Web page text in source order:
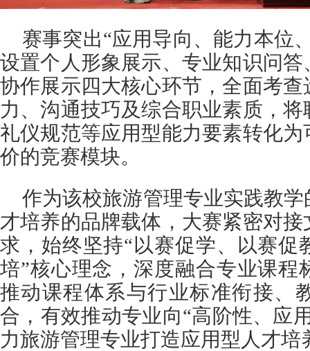
赛事突出“应用导向、能力本位
设置个人形象展示、专业知识问
协作展示四大核心环节，全面考
力、沟通技巧及综合职业素质，
礼仪规范等应用型能力要素转化
价的竞赛模块。
作为该校旅游管理专业实践教
才培养的品牌载体，大赛紧密对
求，始终坚持“以赛促学、以赛促
培”核心理念，深度融合专业课程
推动课程体系与行业标准衔接、
合，有效推动专业向“高阶性、应
力旅游管理专业打造应用型人才培